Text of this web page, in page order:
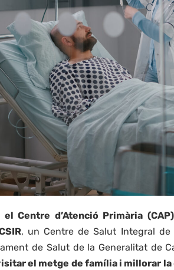
el Centre d’Atenció Primària
, un Centre de Salut Integral de
de Salut de la Generalitat de
el metge de família i millorar